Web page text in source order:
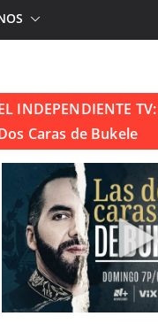
INDEPENDIENTE
Caras de Bukele